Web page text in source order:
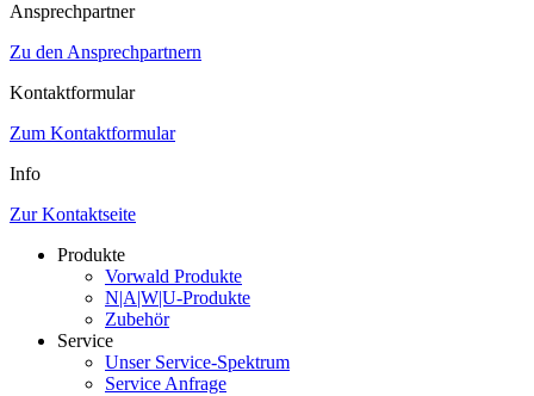
Ansprechpartner
Zu den Ansprechpartnern
Kontaktformular
Zum Kontaktformular
Info
Zur Kontaktseite
Produkte
Vorwald Produkte
N|A|W|U-Produkte
Zubehör
Service
Unser Service-Spektrum
Service Anfrage